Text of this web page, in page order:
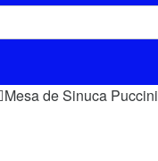
Mesa de Sinuca Puccini